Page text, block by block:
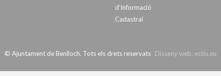
d’Informació
Cadastral
Disseny web: estiu.eu
© Ajuntament de Benlloch. Tots els drets reservats